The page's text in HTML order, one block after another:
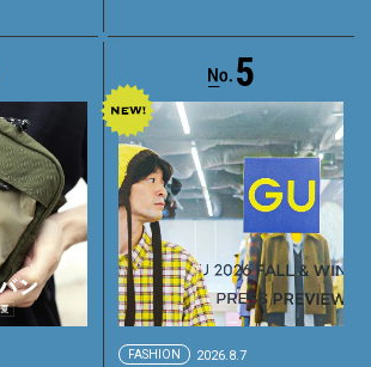
5
FASHION 2026.8.7